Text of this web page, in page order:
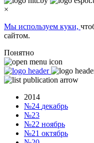
×
Мы используем куки,
сайтом.
Понятно
2014
№24 декабрь
№23
№22 ноябрь
№21 октябрь